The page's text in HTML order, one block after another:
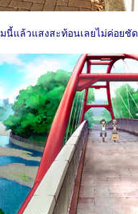
นี้แล้วแสงสะท้อนเลยไม่ค่อยชัด